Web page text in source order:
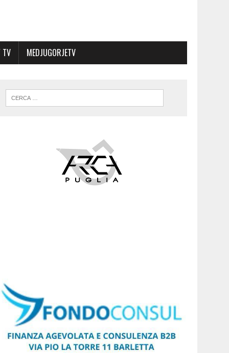
TV MEDJUGORJETV